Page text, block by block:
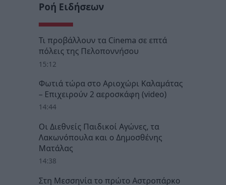
Ροή Ειδήσεων
Τι προβάλλουν τα Cinema σε επτά
πόλεις της Πελοποννήσου
15:12
Φωτιά τώρα στο Αριοχώρι Καλαμάτας
– Επιχειρούν 2 αεροσκάφη (video)
14:44
Οι Διεθνείς Παιδικοί Αγώνες, τα
Λακωνόπουλα και ο Δημοσθένης
Ματάλας
14:38
Στη Μεσσηνία το πρώτο Αστροπάρκο